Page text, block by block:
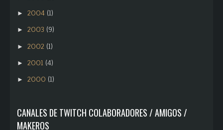
► 2004 (1)
► 2003 (9)
► 2002 (1)
► 2001 (4)
► 2000 (1)
CANALES DE TWITCH COLABORADORES / AMIGOS /
MAKEROS